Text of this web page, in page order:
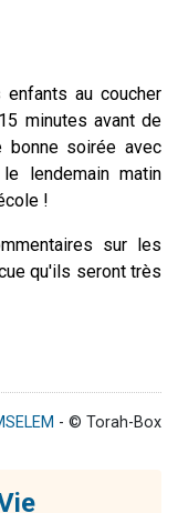
au coucher
minutes avant de
bonne soirée avec
lendemain matin
!
sur les
qu'ils seront très
- © Torah-Box